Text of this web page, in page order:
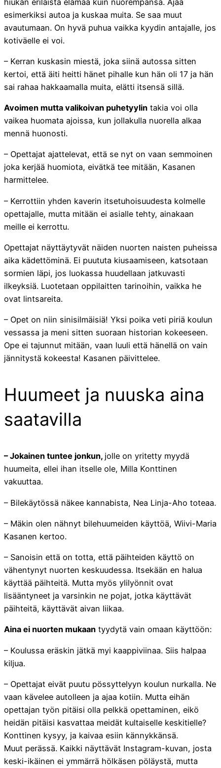
esimerkiksi autoa ja kuskaa muita. Se saa muut
avautumaan. On hyvä puhua vaikka kyydin antajalle, jos
kotiväelle ei voi.
– Kerran kuskasin miestä, joka siinä autossa sitten
kertoi, että äiti heitti hänet pihalle kun hän oli 17 ja hän
sai rahaa hakkaamalla muita, elätti itsensä sillä.
Avoimen mutta valikoivan puhetyylin takia voi olla
vaikea huomata ajoissa, kun jollakulla nuorella alkaa
mennä huonosti.
– Opettajat ajattelevat, että se nyt on vaan semmoinen
joka kerjää huomiota, eivätkä tee mitään, Kasanen
harmittelee.
– Kerrottiin yhden kaverin itsetuhoisuudesta kolmelle
opettajalle, mutta mitään ei asialle tehty, ainakaan
meille ei kerrottu.
Opettajat näyttäytyvät näiden nuorten naisten puheissa
aika kädettöminä. Ei puututa kiusaamiseen, katsotaan
sormien läpi, jos luokassa huudellaan jatkuvasti
ilkeyksiä. Luotetaan oppilaitten tarinoihin, vaikka he
ovat lintsareita.
– Opet on niin sinisilmäisiä! Yksi poika veti piriä koulun
vessassa ja meni sitten suoraan historian kokeeseen.
Ope ei tajunnut mitään, vaan luuli että hänellä on vain
jännitystä kokeesta! Kasanen päivittelee.
Huumeet ja nuuska aina
saatavilla
– Jokainen tuntee jonkun, jolle on yritetty myydä
huumeita, ellei ihan itselle ole, Milla Konttinen
vakuuttaa.
– Bilekäytössä näkee kannabista, Nea Linja-Aho toteaa.
– Mäkin olen nähnyt bilehuumeiden käyttöä, Wiivi-Maria
Kasanen kertoo.
– Sanoisin että on totta, että päihteiden käyttö on
vähentynyt nuorten keskuudessa. Itsekään en halua
käyttää päihteitä. Mutta myös ylilyönnit ovat
lisääntyneet ja varsinkin ne pojat, jotka käyttävät
päihteitä, käyttävät aivan liikaa.
Aina ei nuorten mukaan tyydytä vain omaan käyttöön:
– Koulussa eräskin jätkä myi kaappiviinaa. Siis halpaa
kiljua.
– Opettajat eivät puutu pössyttelyyn koulun nurkalla. Ne
vaan kävelee autolleen ja ajaa kotiin. Mutta eihän
opettajan työn pitäisi olla pelkkä opettaminen, eikö
heidän pitäisi kasvattaa meidät kultaiselle keskitielle?
Konttinen kysyy, ja kaivaa esiin kännykkänsä.
Muut perässä. Kaikki näyttävät Instagram-kuvan, josta
keski-ikäinen ei ymmärrä hölkäsen pöläystä, mutta